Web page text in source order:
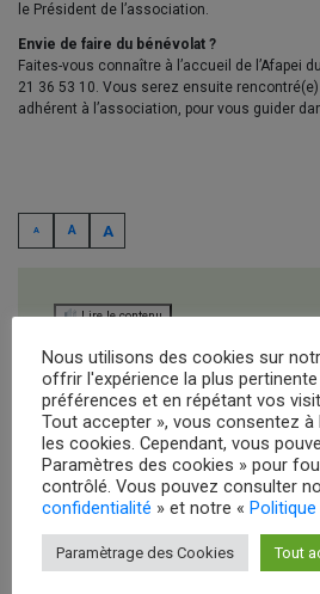
le Président de l’association.
Envie de faire du bénévolat ?
Faites-vous connaître à l’accueil de l’Afapei
21 36 53 10. Vous serez ensuite
adhérent à l’association, pour vous guider
A
Decrease
size.
A
Reset
size.
A
Increase
size.
Lire le contenu
Nous soutenir
Devenir adhérent
Faire un don
Nous utilisons des cookies sur
offrir l'expérience la plus
préférences et en répétant vos
Tout accepter », vous consentez à
les cookies. Cependant, vous
Paramètres des cookies » pour
contrôlé. Vous pouvez consulter
confidentialité » et notre «
Paramètrage des Cookies Tout